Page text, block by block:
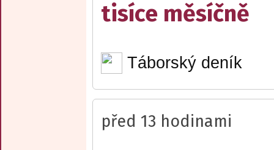
tisíce měsíčně
Táborský deník
před 13 hodinami